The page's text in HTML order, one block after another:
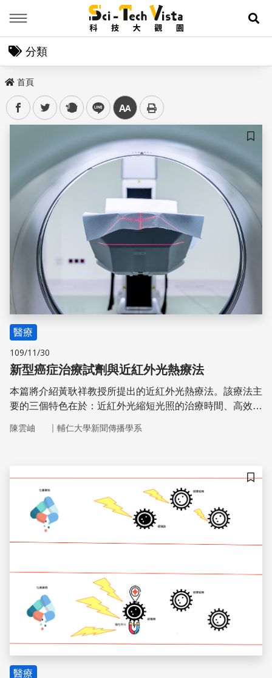
展
分類
首頁
facebooktwitter plurk line 中
儲存
醫療
109/11/30
新型癌症治療試劑與近紅外光熱療法
本篇將介紹黃耿祥教授所提出的近紅外光熱療法。該療法主
要的三個特色在於：近紅外光縮短光照的治療時間、高效率
此可知，這個藥物的發明使得癌症治療更精準、副作用更
陳雲岫 ｜ 輔仁大學新聞傳播學系
儲存
醫療